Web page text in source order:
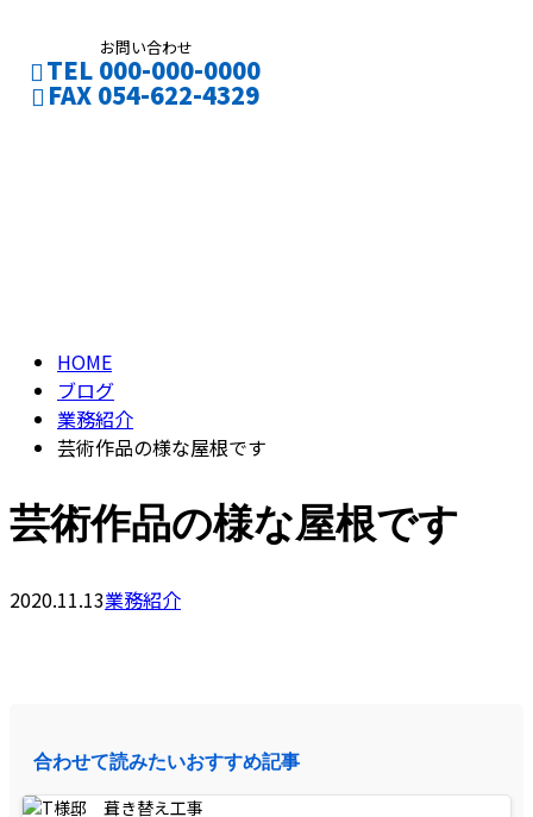
お問い合わせ
TEL 000-000-0000
FAX 054-622-4329
HOME
ブログ
業務紹介
芸術作品の様な屋根です
芸術作品の様な屋根です
2020.11.13業務紹介
合わせて読みたいおすすめ記事